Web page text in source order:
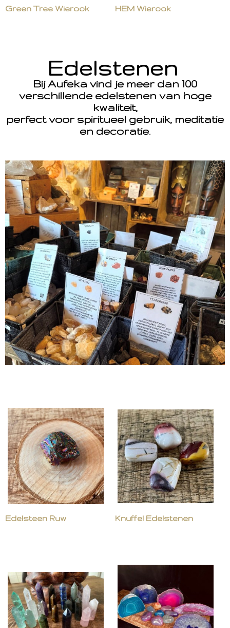
Green Tree Wierook HEM Wierook
Edelstenen
Bij Aufeka vind je meer dan 100
verschillende edelstenen van hoge
kwaliteit,
perfect voor spiritueel gebruik, meditatie
en decoratie.
Edelsteen Ruw Knuffel Edelstenen